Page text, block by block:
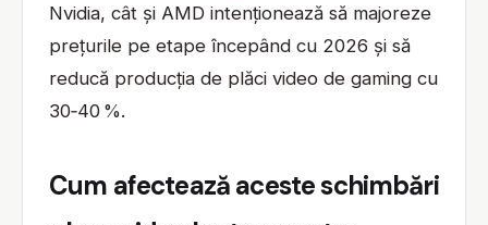
Nvidia, cât și AMD intenționează să majoreze
prețurile pe etape începând cu 2026 și să
reducă producția de plăci video de gaming cu
30‑40 %.
Cum afectează aceste schimbări